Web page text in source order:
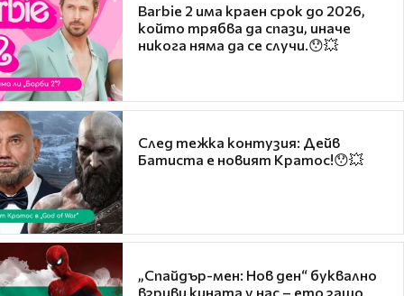
Barbie 2 има краен срок до 2026,
който трябва да спази, иначе
никога няма да се случи.😯💥
След тежка контузия: Дейв
Батиста е новият Кратос!😯💥
„Спайдър-мен: Нов ден“ буквално
взриви кината у нас – ето защо